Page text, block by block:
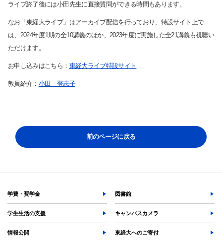
よく検索されるページ
学部入試情報
各種証明書の発行
ライブ終了後には小田先生に直接質問ができる時間もあります。
なお「東経大ライブ」はアーカイブ配信を行っており、特設サイト上で
は、2024年度1期の全10講義のほか、2023年度に実施した全21講義も視聴い
ただけます。
お申し込みはこちら： 東経大ライブ特設サイト
教員紹介： 小田 登志子
前のページに戻る
学費・奨学金 図書館
学生生活の支援 キャンパスカメラ
情報公開 東経大へのご寄付